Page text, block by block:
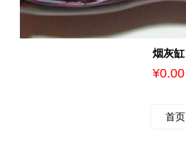
烟灰缸
¥0.00
首页